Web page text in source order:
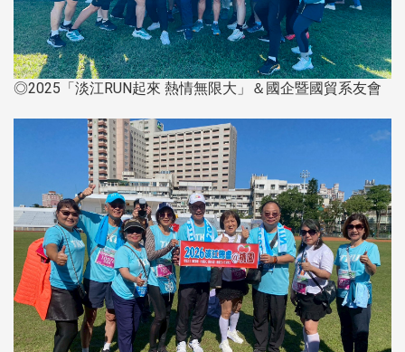
◎2025「淡江RUN起來 熱情無限大」＆國企暨國貿系友會